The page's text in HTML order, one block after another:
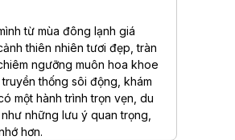
từ mùa đông lạnh giá
thiên nhiên tươi đẹp, tràn
ngưỡng muôn hoa khoe
thống sôi động, khám
một hành trình trọn vẹn, du
những lưu ý quan trọng,
hơn.